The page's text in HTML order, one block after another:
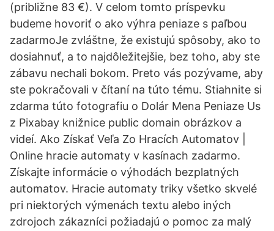
(približne 83 €). V celom tomto príspevku
budeme hovoriť o ako výhra peniaze s paľbou
zadarmoJe zvláštne, že existujú spôsoby, ako to
dosiahnuť, a to najdôležitejšie, bez toho, aby ste
zábavu nechali bokom. Preto vás pozývame, aby
ste pokračovali v čítaní na túto tému. Stiahnite si
zdarma túto fotografiu o Dolár Mena Peniaze Us
z Pixabay knižnice public domain obrázkov a
videí. Ako Získať Veľa Zo Hracích Automatov |
Online hracie automaty v kasínach zadarmo.
Získajte informácie o výhodách bezplatných
automatov. Hracie automaty triky všetko skvelé
pri niektorých výmenách textu alebo iných
zdrojoch zákazníci požiadajú o pomoc za malý